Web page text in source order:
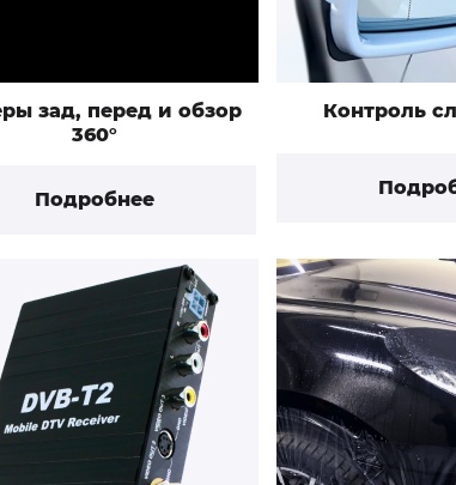
зад, перед и обзор
360°
Подробнее
Контроль